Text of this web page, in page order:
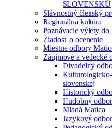
SLOVENSKÚ
Slávnostný členský
Regionálna kultúra
Poznávacie výlety do
Žiadosť o ocenenie
Miestne odbory
Záujmové a vedecké
Divadelný
slovenskej
Historický
Hudobný
Mladá Matica
Jazykový